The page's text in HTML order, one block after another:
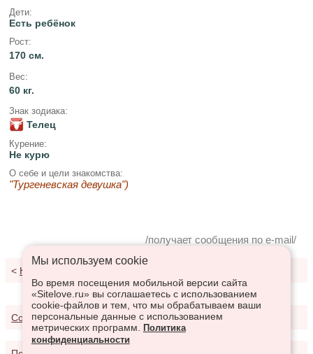
Дети:
Есть ребёнок
Рост:
170 см.
Вес:
60 кг.
Знак зодиака:
Телец
Курение:
Не курю
О себе и цели знакомства:
"Тургеневская девушка")
/получает сообщения по e-mail/
< К результатам поиска
Соглашение о предоставлении услуг
Мы используем сookie
Во время посещения мобильной версии сайта
«Sitelove.ru» вы соглашаетесь с использованием
cookie-файлов и тем, что мы обрабатываем ваши
персональные данные с использованием
метрических программ.
Политика
конфиденциальности